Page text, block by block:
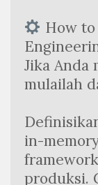
How
Jika Anda
mulailah
in-
produksi.